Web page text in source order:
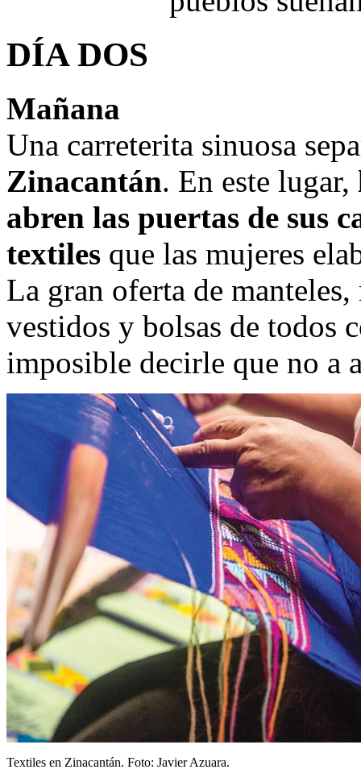
DÍA DOS
Mañana
Una carreterita sinuosa
Zinacantán. En este lugar,
abren las puertas de sus
textiles que las mujeres
La gran oferta de
vestidos y bolsas de todos
imposible decirle que no a
Textiles en Zinacantán. Foto: Javier Azuara.